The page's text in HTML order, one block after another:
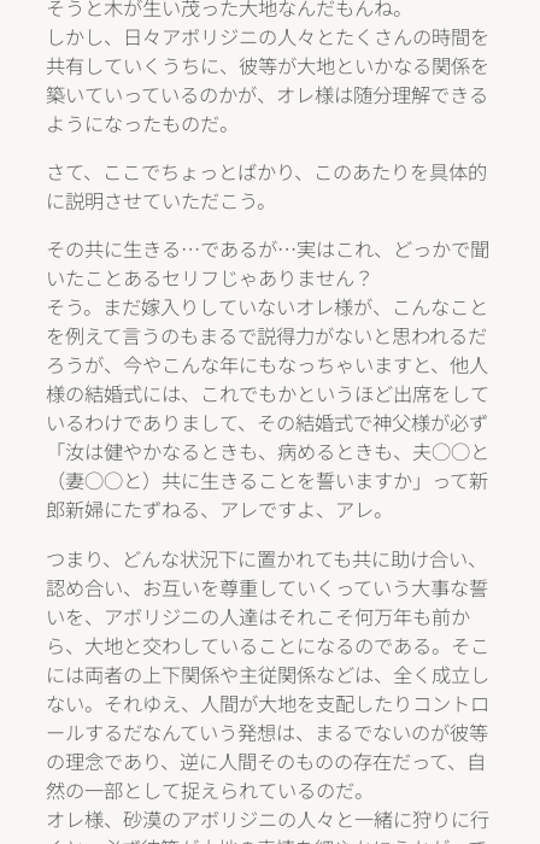
そうと木が生い茂った大地なんだもんね。
しかし、日々アボリジニの人々とたくさんの時間を
共有していくうちに、彼等が大地といかなる関係を
築いていっているのかが、オレ様は随分理解できる
ようになったものだ。
さて、ここでちょっとばかり、このあたりを具体的
に説明させていただこう。
その共に生きる…であるが…実はこれ、どっかで聞
いたことあるセリフじゃありません？
そう。まだ嫁入りしていないオレ様が、こんなこと
を例えて言うのもまるで説得力がないと思われるだ
ろうが、今やこんな年にもなっちゃいますと、他人
様の結婚式には、これでもかというほど出席をして
いるわけでありまして、その結婚式で神父様が必ず
「汝は健やかなるときも、病めるときも、夫○○と
（妻○○と）共に生きることを誓いますか」って新
郎新婦にたずねる、アレですよ、アレ。
つまり、どんな状況下に置かれても共に助け合い、
認め合い、お互いを尊重していくっていう大事な誓
いを、アボリジニの人達はそれこそ何万年も前か
ら、大地と交わしていることになるのである。そこ
には両者の上下関係や主従関係などは、全く成立し
ない。それゆえ、人間が大地を支配したりコントロ
ールするだなんていう発想は、まるでないのが彼等
の理念であり、逆に人間そのものの存在だって、自
然の一部として捉えられているのだ。
オレ様、砂漠のアボリジニの人々と一緒に狩りに行